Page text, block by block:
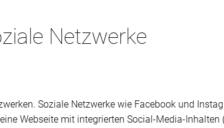
Netzwerke
Soziale Netzwerke wie Facebook und
Webseite mit integrierten Social-Media-